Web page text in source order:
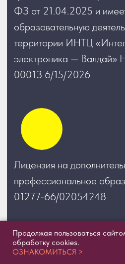
Продолжая пользоваться
обработку cookies.
ОЗНАКОМИТЬСЯ >